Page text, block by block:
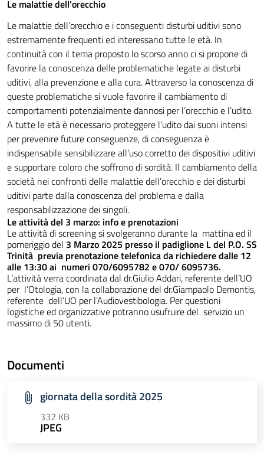
Le malattie dell’orecchio
Le malattie dell’orecchio e i conseguenti disturbi uditivi sono
estremamente frequenti ed interessano tutte le età. In
continuità con il tema proposto lo scorso anno ci si propone di
favorire la conoscenza delle problematiche legate ai disturbi
uditivi, alla prevenzione e alla cura. Attraverso la conoscenza di
queste problematiche si vuole favorire il cambiamento di
comportamenti potenzialmente dannosi per l’orecchio e l’udito.
A tutte le età è necessario proteggere l’udito dai suoni intensi
per prevenire future conseguenze, di conseguenza è
indispensabile sensibilizzare all’uso corretto dei dispositivi uditivi
e supportare coloro che soffrono di sordità. Il cambiamento della
società nei confronti delle malattie dell’orecchio e dei disturbi
uditivi parte dalla conoscenza del problema e dalla
responsabilizzazione dei singoli.
Le attività del 3 marzo: info e prenotazioni
Le attività di screening si svolgeranno durante la mattina ed il
pomeriggio del 3 Marzo 2025 presso il padiglione L del P.O. SS
Trinità previa prenotazione telefonica da richiedere dalle 12
alle 13:30 ai numeri 070/6095782 e 070/ 6095736.
L’attività verra coordinata dal dr.Giulio Addari, referente dell’UO
per l’Otologia, con la collaborazione del dr.Giampaolo Demontis,
referente dell’UO per l’Audiovestibologia. Per questioni
logistiche ed organizzative potranno usufruire del servizio un
massimo di 50 utenti.
Documenti
giornata della sordità 2025
332 KB
JPEG